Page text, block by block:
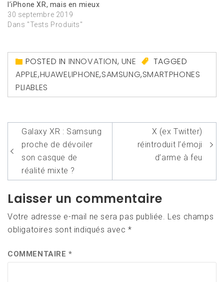
l’iPhone XR, mais en mieux
30 septembre 2019
Dans "Tests Produits"
POSTED IN INNOVATION, UNE
TAGGED
APPLE,HUAWEI,IPHONE,SAMSUNG,SMARTPHONES
PLIABLES
Navigation
de
l’article
Galaxy XR : Samsung
proche de dévoiler
son casque de
réalité mixte ?
X (ex Twitter)
réintroduit l’émoji
d’arme à feu
Laisser un commentaire
Votre adresse e-mail ne sera pas publiée. Les champs
obligatoires sont indiqués avec*
COMMENTAIRE*